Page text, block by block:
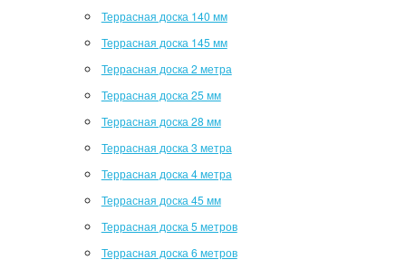
Террасная доска 140 мм
Террасная доска 145 мм
Террасная доска 2 метра
Террасная доска 25 мм
Террасная доска 28 мм
Террасная доска 3 метра
Террасная доска 4 метра
Террасная доска 45 мм
Террасная доска 5 метров
Террасная доска 6 метров